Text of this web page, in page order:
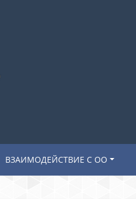
ВЗАИМОДЕЙСТВИЕ С ОО